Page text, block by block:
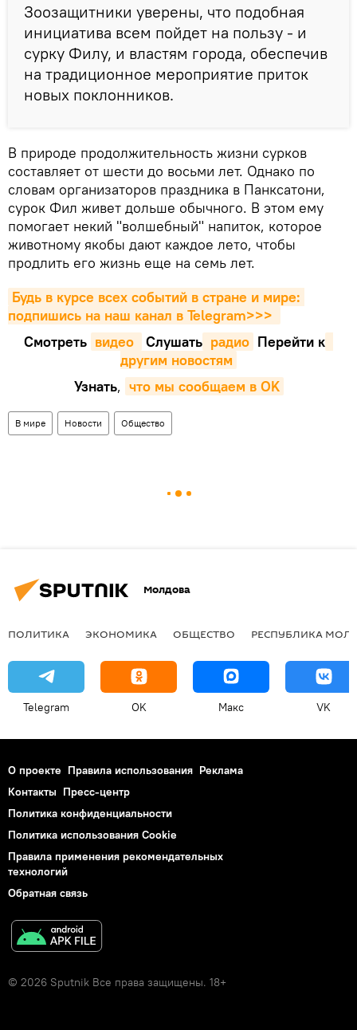
Зоозащитники уверены, что подобная
инициатива всем пойдет на пользу - и
сурку Филу, и властям города, обеспечив
на традиционное мероприятие приток
новых поклонников.
В природе продолжительность жизни сурков
составляет от шести до восьми лет. Однако по
словам организаторов праздника в Панксатони,
сурок Фил живет дольше обычного. В этом ему
помогает некий "волшебный" напиток, которое
животному якобы дают каждое лето, чтобы
продлить его жизнь еще на семь лет.
Будь в курсе всех событий в стране и мире:
подпишись на наш канал в Telegram>>>
Смотреть видео Cлушать радио Перейти к
другим новостям
Узнать, что мы сообщаем в OK
В мире Новости Общество
Молдова
ПОЛИТИКА ЭКОНОМИКА ОБЩЕСТВО РЕСПУБЛИКА
Telegram OK Макс VK
О проекте Правила использования Реклама
Контакты Пресс-центр
Политика конфиденциальности
Политика использования Cookie
Правила применения рекомендательных
технологий
Обратная связь
© 2026 Sputnik Все права защищены. 18+